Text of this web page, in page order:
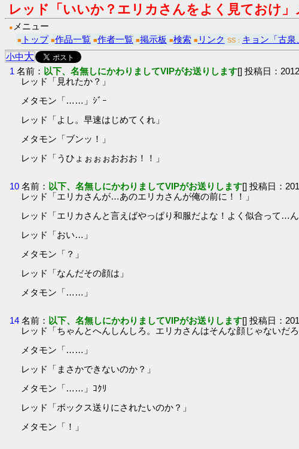
レッド「いいか？エリカさんをよく見ておけ
● メニュー
■ トップ ■作品一覧 ■作者一覧 ■掲示板 ■検索 ■ リンク SS： キョン「古泉
小中大
1 名前： 以下、名無しにかわりましてVIPがお送りします[] 投稿日：
レッド「見れたか？」
メタモン「……」ｼﾞｰ
レッド「よし。早速はじめてくれ」
メタモン「ブンッ！」
レッド「うひょぉぉぉおおお！！」
10 名前： 以下、名無しにかわりましてVIPがお送りします[] 投稿日：
レッド「エリカさんが…あのエリカさんが俺の前に！！」
レッド「エリカさんと言えばやっぱり和服だよな！よく似合って…ん
レッド「おい…」
メタモン「？」
レッド「なんだその顔は」
メタモン「……」
14 名前： 以下、名無しにかわりましてVIPがお送りします[] 投稿日：
レッド「ちゃんとへんしんしろ。エリカさんはそんな顔じゃないだろ
メタモン「……」
レッド「まさかできないのか？」
メタモン「……」ｺｸﾘ
レッド「ボックス送りにされたいのか？」
メタモン「！」